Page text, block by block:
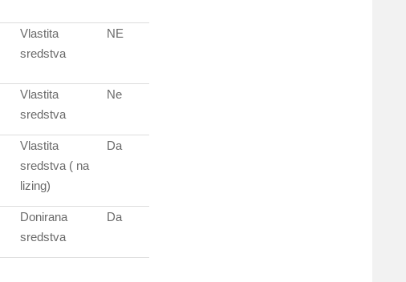
Vlastita
sredstva
NE
Vlastita
sredstva
Ne
Vlastita
sredstva ( na
lizing)
Da
Donirana
sredstva
Da